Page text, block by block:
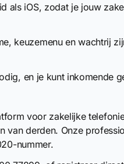
als iOS, zodat je jouw
keuzemenu en wachtrij
en je kunt inkomende
voor zakelijke
derden. Onze
nummer.